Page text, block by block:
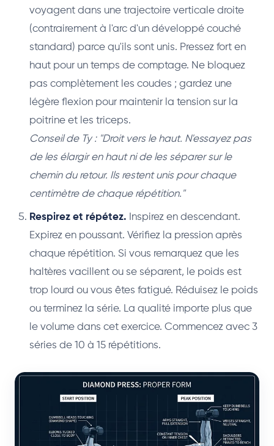
voyagent dans une trajectoire verticale droite
(contrairement à l'arc d'un développé couché
standard) parce qu'ils sont unis. Pressez fort en
haut pour un temps de comptage. Ne bloquez
pas complètement les coudes ; gardez une
légère flexion pour maintenir la tension sur la
poitrine et les triceps.
Conseil de Ty : "Droit vers le haut. N'essayez pas
de les élargir en haut ni de les séparer sur le
chemin du retour. Ils restent unis pour chaque
centimètre de chaque répétition."
Respirez et répétez. Inspirez en descendant.
Expirez en poussant. Vérifiez la pression après
chaque répétition. Si vous remarquez que les
haltères vacillent ou se séparent, le poids est
trop lourd ou vous êtes fatigué. Réduisez le poids
ou terminez la série. La qualité importe plus que
le volume dans cet exercice. Commencez avec 3
séries de 10 à 15 répétitions.